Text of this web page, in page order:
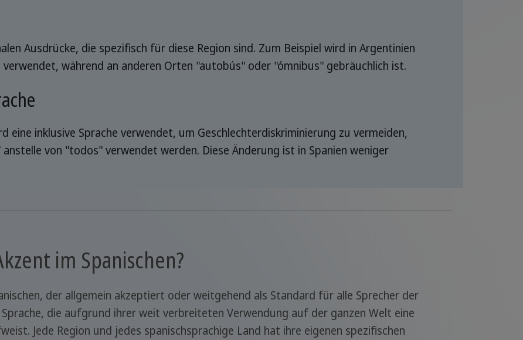
Ausdrücke, die spezifisch für diese Region sind. Zum Beispiel wird in Argentinien
während an anderen Orten "autobús" oder "ómnibus" gebräuchlich ist.
eine inklusive Sprache verwendet, um Geschlechterdiskriminierung zu vermeiden,
von "todos" verwendet werden. Diese Änderung ist in Spanien weniger
im Spanischen?
der allgemein akzeptiert oder weitgehend als Standard für alle Sprecher der
die aufgrund ihrer weit verbreiteten Verwendung auf der ganzen Welt eine
Jede Region und jedes spanischsprachige Land hat ihre eigenen spezifischen